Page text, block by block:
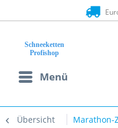
Menü
Übersicht Marathon-